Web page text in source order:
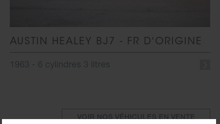
AUSTIN HEALEY BJ7 - FR D'ORIGINE
1963 - 6 cylindres 3 litres